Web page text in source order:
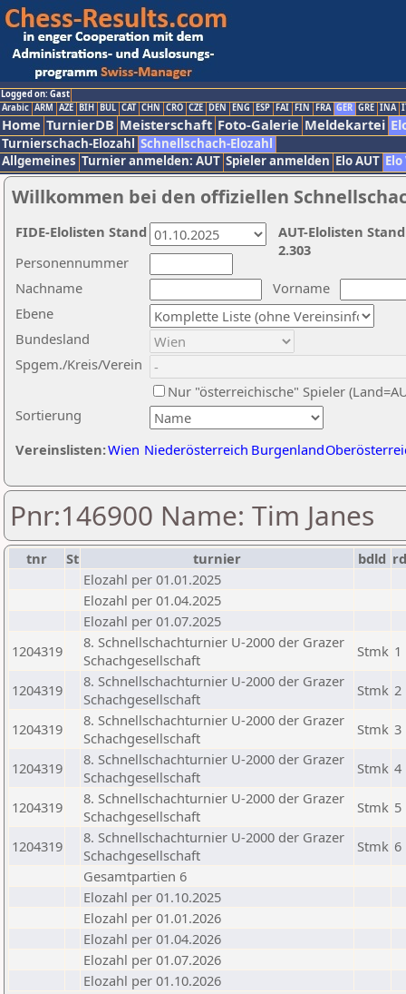
Logged on: Gast
Arabic ARM AZE BIH BUL CAT CHN CRO CZE DEN ENG ESP FAI FIN FRA GER GRE INA
Home TurnierDB Meisterschaft Foto-Galerie Meldekartei
Turnierschach-Elozahl Schnellschach-Elozahl
Allgemeines Turnier anmelden: AUT Spieler anmelden Elo AUT
Willkommen bei den offiziellen
Nachname
Vorname
Ebene
Sortierung
Personennummer
Bundesland
Spgem./Kreis/Verein
Nur "österreichische" Spieler
Vereinslisten:Wien Niederösterreich Burgenland
AUT-Elolisten
2.303
FIDE-Elolisten Stand
Pnr:146900 Name: Tim Janes
tnr St turnier bdld rd
Elozahl per 01.01.2025
Elozahl per 01.04.2025
Elozahl per 01.07.2025
1204319
8. Schnellschachturnier U-2000 der Grazer
Schachgesellschaft
Stmk 1
1204319
8. Schnellschachturnier U-2000 der Grazer
Schachgesellschaft
Stmk 2
1204319
8. Schnellschachturnier U-2000 der Grazer
Schachgesellschaft
Stmk 3
1204319
8. Schnellschachturnier U-2000 der Grazer
Schachgesellschaft
Stmk 4
1204319
8. Schnellschachturnier U-2000 der Grazer
Schachgesellschaft
Stmk 5
1204319
8. Schnellschachturnier U-2000 der Grazer
Schachgesellschaft
Stmk 6
Gesamtpartien 6
Elozahl per 01.10.2025
Elozahl per 01.01.2026
Elozahl per 01.04.2026
Elozahl per 01.07.2026
Elozahl per 01.10.2026